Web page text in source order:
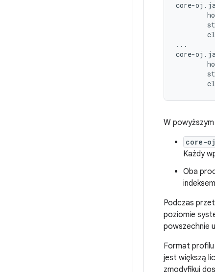
core-
...
core-
W powyższym
core-
Każdy
Oba
Podczas
poziomie
powszechnie
Format
jest większą
zmodyfikuj